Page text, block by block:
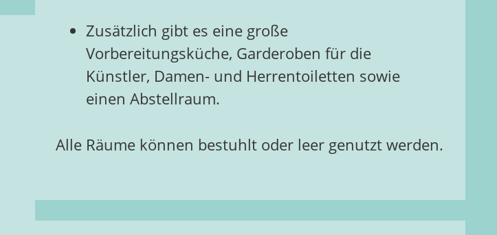
Zusätzlich gibt es eine große
Vorbereitungsküche, Garderoben für die
Künstler, Damen- und Herrentoiletten sowie
einen Abstellraum.
Alle Räume können bestuhlt oder leer genutzt werden.